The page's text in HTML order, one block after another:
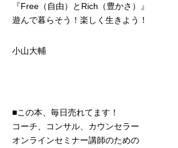
『Free（自由）とRich（豊かさ）』
遊んで暮らそう！楽しく生きよう！
小山大輔
■この本、毎日売れてます！
コーチ、コンサル、カウンセラー
オンラインセミナー講師のための